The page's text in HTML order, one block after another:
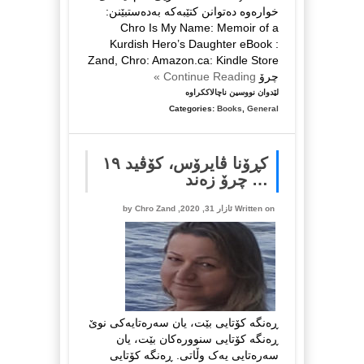
خوارەوە دەتوانن کتێبەکە بەدەستبێنن:
Chro Is My Name: Memoir of a
Kurdish Hero’s Daughter eBook :
Zand, Chro: Amazon.ca: Kindle Store
چرۆ
لێدوان نووسین ناچالاککراوەلە
کتێبی
Name
رێی
ئەمەزۆنەوە
دەتوانن
بە
دەستی
بێنن…
Categories: Books General
کڕۆنا ڤایرۆس، کۆڤید ١٩
… چرۆ زەند
Written on ئازار 31, 2020, by Chro Zand
ڕەنگە کۆتایی بێت، یان سەرەتایەکی نوێ
ڕەنگە کۆتایی سنوورەکان بێت، یان
سەرەتایی یەک وڵاتی. ڕەنگە کۆتایی